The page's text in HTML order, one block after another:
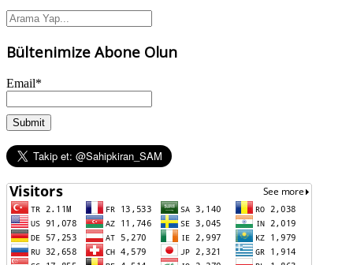
Bültenimize Abone Olun
Email*